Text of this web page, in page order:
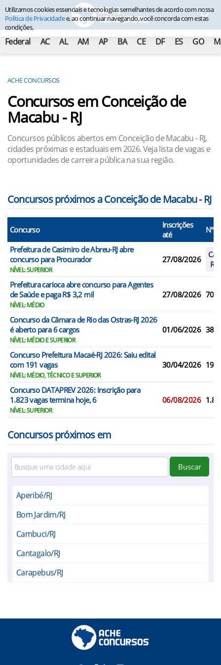
Federal AC AL AM AP BA CE DF ES GO
ACHE CONCURSOS
Concursos em Conceição de
Macabu - RJ
Concursos públicos abertos em Conceição de Macabu - RJ,
cidades próximas e estaduais em 2026. Veja lista de vagas e
oportunidades de carreira pública na sua região.
Concursos próximos a Conceição de Macabu - RJ
Concurso
Inscrições
até
N°
Prefeitura de Casimiro de Abreu-RJ abre
concurso para Procurador
NÍVEL: SUPERIOR
27/08/2026
Prefeitura carioca abre concurso para Agentes
de Saúde e paga R$ 3,2 mil
NÍVEL: MÉDIO
27/08/2026 70
Concurso da Câmara de Rio das Ostras-RJ 2026
é aberto para 6 cargos
NÍVEL: MÉDIO E SUPERIOR
01/06/2026 38
Concurso Prefeitura Macaé-RJ 2026: Saiu edital
com 191 vagas
NÍVEL: MÉDIO, TÉCNICO E SUPERIOR
30/04/2026 191
Concurso DATAPREV 2026: Inscrição para
1.823 vagas termina hoje, 6
NÍVEL: SUPERIOR
06/08/2026
Concursos próximos em
Buscar
Aperibé/RJ
Bom Jardim/RJ
Cambuci/RJ
Cantagalo/RJ
Carapebus/RJ
Utilizamos cookies essenciais e tecnologias semelhantes de acordo com nossa
Política de Privacidadee, ao continuar navegando, você concorda com estas
condições.